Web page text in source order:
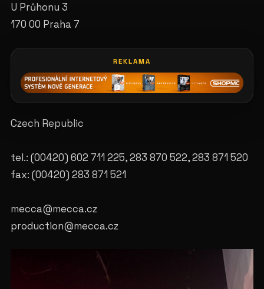
U Průhonu 3
170 00 Praha 7
REKLAMA
Czech Republic
tel.: (00420) 602 711 225, 283 870 522, 283 871 520
fax: (00420) 283 871 521
mecca@mecca.cz
production@mecca.cz